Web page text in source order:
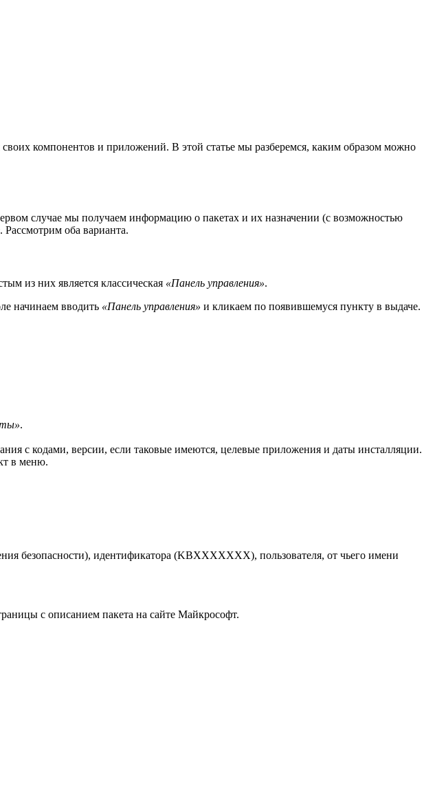
компонентов и приложений. В этой статье мы разберемся, каким образом можно
случае мы получаем информацию о пакетах и их назначении (с возможностью
оба варианта.
из них является классическая «Панель управления».
начинаем вводить «Панель управления» и кликаем по появившемуся пункту в выдаче.
.
с кодами, версии, если таковые имеются, целевые приложения и даты инсталляции.
в меню.
безопасности), идентификатора (KBXXXXXXX), пользователя, от чьего имени
с описанием пакета на сайте Майкрософт.